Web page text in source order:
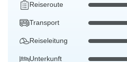
Reiseroute
Transport
Reiseleitung
Unterkunft